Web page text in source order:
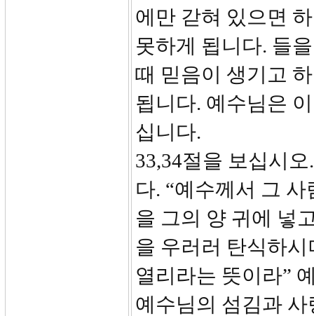
에만 갇혀 있으면
못하게 됩니다. 들
때 믿음이 생기고
됩니다. 예수님은
십니다.
33,34절을 보십시
다. “예수께서 그
을 그의 양 귀에 넣
을 우러러 탄식하
열리라는 뜻이라”
예수님의 섬김과